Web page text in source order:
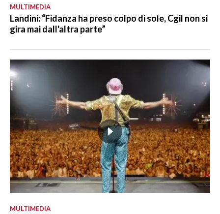
MULTIMEDIA
Landini: “Fidanza ha preso colpo di sole, Cgil non si
gira mai dall'altra parte”
MULTIMEDIA